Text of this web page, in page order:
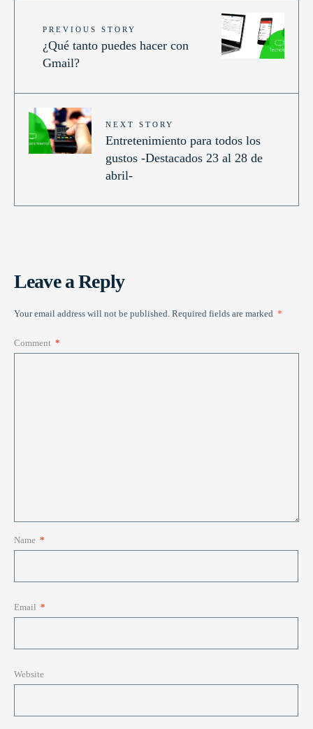
PREVIOUS STORY
¿Qué tanto puedes hacer con
Gmail?
NEXT STORY
Entretenimiento para todos los
gustos -Destacados 23 al 28 de
abril-
Leave a Reply
Your email address will not be published. Required fields are marked *
Comment *
Name *
Email *
Website